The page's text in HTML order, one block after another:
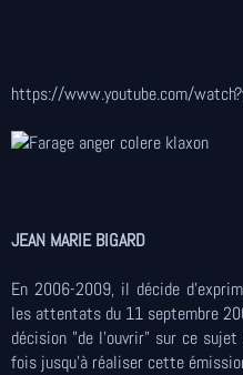
https://www.youtube.com/
JEAN MARIE BIGARD
En 2006-2009, il décide
les attentats du 11 septembre
décision "de l'ouvrir" sur ce
fois jusqu'à réaliser cette